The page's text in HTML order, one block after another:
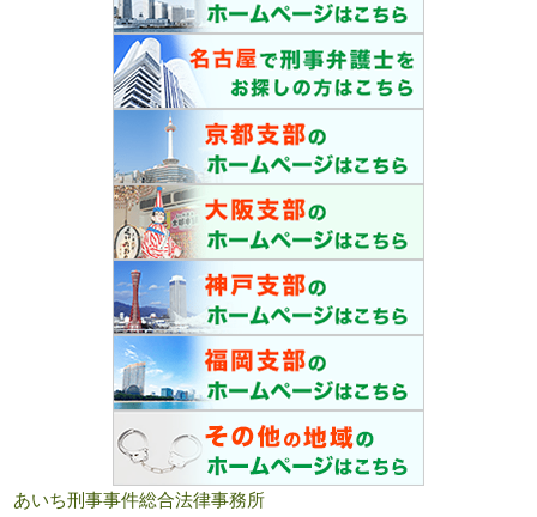
あいち刑事事件総合法律事務所